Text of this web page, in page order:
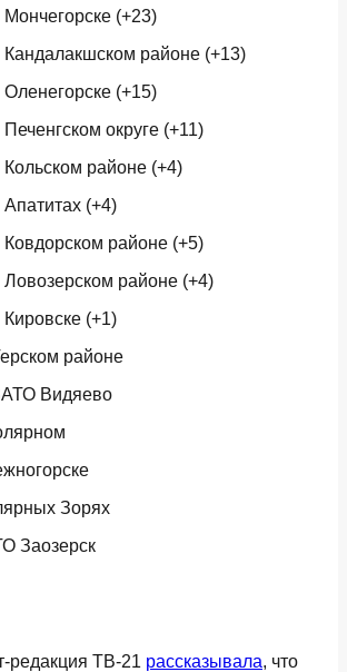
(+23)
Кандалакшском районе (+13)
(+15)
округе (+11)
Кольском районе (+4)
Апатитах (+4)
Ковдорском районе (+5)
Ловозерском районе (+4)
Кировске (+1)
районе
Видяево
Зорях
Заозерск
редакция ТВ-21 рассказывала, что